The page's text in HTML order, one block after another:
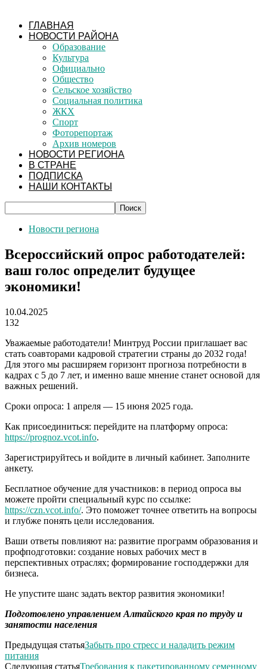
ГЛАВНАЯ
НОВОСТИ РАЙОНА
Образование
Культура
Официально
Общество
Сельское хозяйство
Социальная политика
ЖКХ
Спорт
Фоторепортаж
Архив номеров
НОВОСТИ РЕГИОНА
В СТРАНЕ
ПОДПИСКА
НАШИ КОНТАКТЫ
Новости региона
Всероссийский опрос работодателей:
ваш голос определит будущее
экономики!
10.04.2025
132
Уважаемые работодатели! Минтруд России приглашает вас
стать соавторами кадровой стратегии страны до 2032 года!
Для этого мы расширяем горизонт прогноза потребности в
кадрах с 5 до 7 лет, и именно ваше мнение станет основой для
важных решений.
Сроки опроса: 1 апреля — 15 июня 2025 года.
Как присоединиться: перейдите на платформу опроса:
https://prognoz.vcot.info.
Зарегистрируйтесь и войдите в личный кабинет. Заполните
анкету.
Бесплатное обучение для участников: в период опроса вы
можете пройти специальный курс по ссылке:
https://czn.vcot.info/. Это поможет точнее ответить на вопросы
и глубже понять цели исследования.
Ваши ответы повлияют на: развитие программ образования и
профподготовки: создание новых рабочих мест в
перспективных отраслях; формирование господдержки для
бизнеса.
Не упустите шанс задать вектор развития экономики!
Подготовлено управлением Алтайского края по труду и
занятости населения
Предыдущая статьяЗабыть про стресс и наладить режим
питания
Следующая статьяТребования к пакетированному семенному